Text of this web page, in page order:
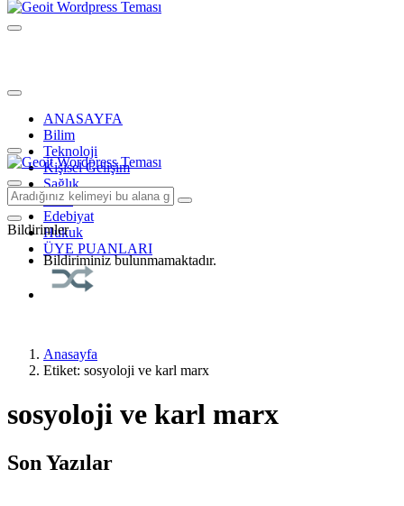
ANASAYFA
Bilim
Teknoloji
Kişisel Gelişim
Sağlık
Tarih
Edebiyat
Hukuk
ÜYE PUANLARI
Bildirimler
Bildiriminiz bulunmamaktadır.
Anasayfa
Etiket: sosyoloji ve karl marx
sosyoloji ve karl marx
Son Yazılar